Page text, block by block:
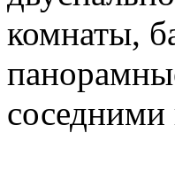
комнаты,